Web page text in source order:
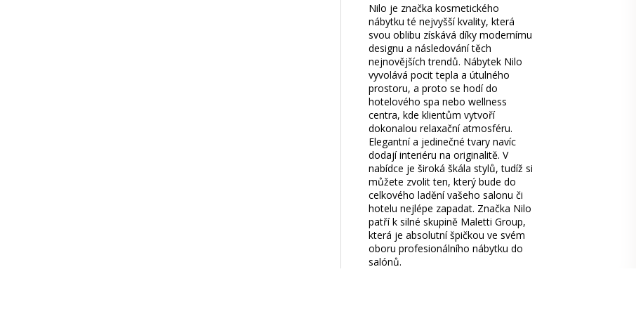
Nilo je značka kosmetického
nábytku té nejvyšší kvality, která
svou oblibu získává díky modernímu
designu a následování těch
nejnovějších trendů. Nábytek Nilo
vyvolává pocit tepla a útulného
prostoru, a proto se hodí do
hotelového spa nebo wellness
centra, kde klientům vytvoří
dokonalou relaxační atmosféru.
Elegantní a jedinečné tvary navíc
dodají interiéru na originalitě. V
nabídce je široká škála stylů, tudíž si
můžete zvolit ten, který bude do
celkového ladění vašeho salonu či
hotelu nejlépe zapadat. Značka Nilo
patří k silné skupině Maletti Group,
která je absolutní špičkou ve svém
oboru profesionálního nábytku do
salónů.